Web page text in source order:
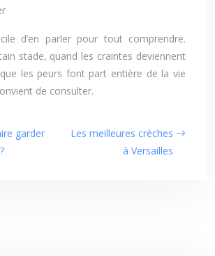
d’en parler pour tout comprendre.
stade, quand les craintes deviennent
les peurs font part entière de la vie
de consulter.
garder
Les meilleures crèches
à Versailles